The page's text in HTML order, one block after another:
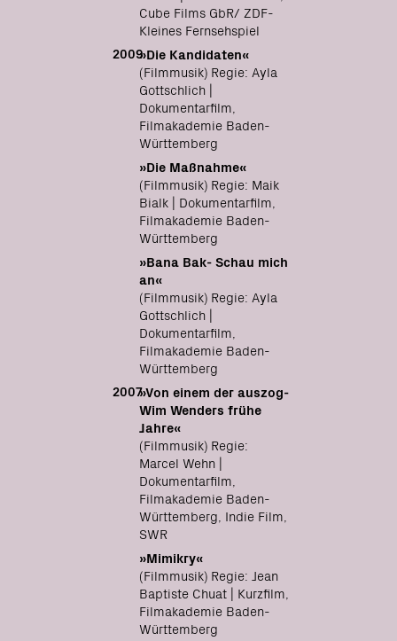
Cube Films GbR/ ZDF-
Kleines Fernsehspiel
2009»Die Kandidaten«
(Filmmusik) Regie: Ayla
Gottschlich |
Dokumentarfilm,
Filmakademie Baden-
Württemberg
»Die Maßnahme«
(Filmmusik) Regie: Maik
Bialk | Dokumentarfilm,
Filmakademie Baden-
Württemberg
»Bana Bak- Schau mich
an«
(Filmmusik) Regie: Ayla
Gottschlich |
Dokumentarfilm,
Filmakademie Baden-
Württemberg
2007»Von einem der auszog-
Wim Wenders frühe
Jahre«
(Filmmusik) Regie:
Marcel Wehn |
Dokumentarfilm,
Filmakademie Baden-
Württemberg, Indie Film,
SWR
»Mimikry«
(Filmmusik) Regie: Jean
Baptiste Chuat | Kurzfilm,
Filmakademie Baden-
Württemberg